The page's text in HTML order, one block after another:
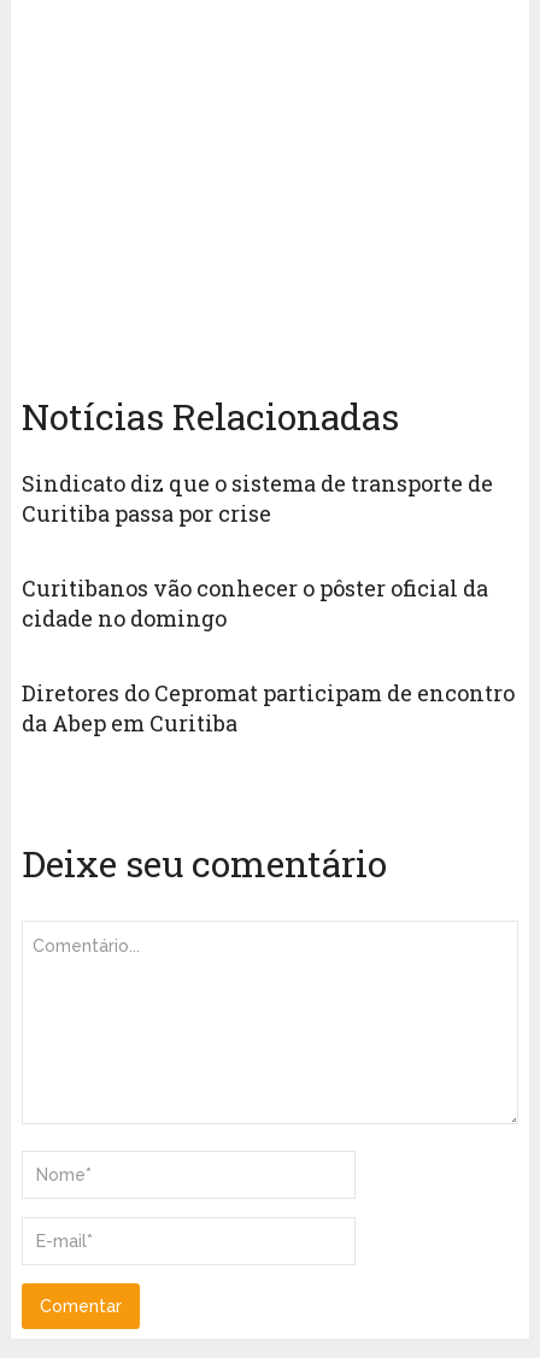
Notícias Relacionadas
Sindicato diz que o sistema de transporte de
Curitiba passa por crise
Curitibanos vão conhecer o pôster oficial da
cidade no domingo
Diretores do Cepromat participam de encontro
da Abep em Curitiba
Deixe seu comentário